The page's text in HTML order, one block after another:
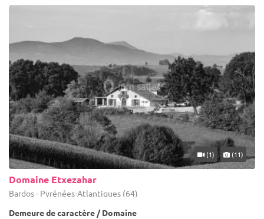
(1) (11)
Domaine Etxezahar
Bardos - Pyrénées-Atlantiques (64)
Demeure de caractère / Domaine